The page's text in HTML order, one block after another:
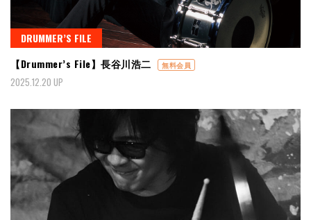
DRUMMER’S FILE
【Drummer’s File】長谷川浩二
無料会員
2025.12.20 UP